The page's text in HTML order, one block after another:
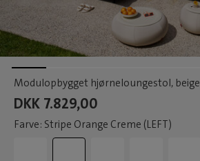
Modulopbygget hjørneloungestol, beige
DKK 7.829,00
Farve: Stripe Orange Creme (LEFT)